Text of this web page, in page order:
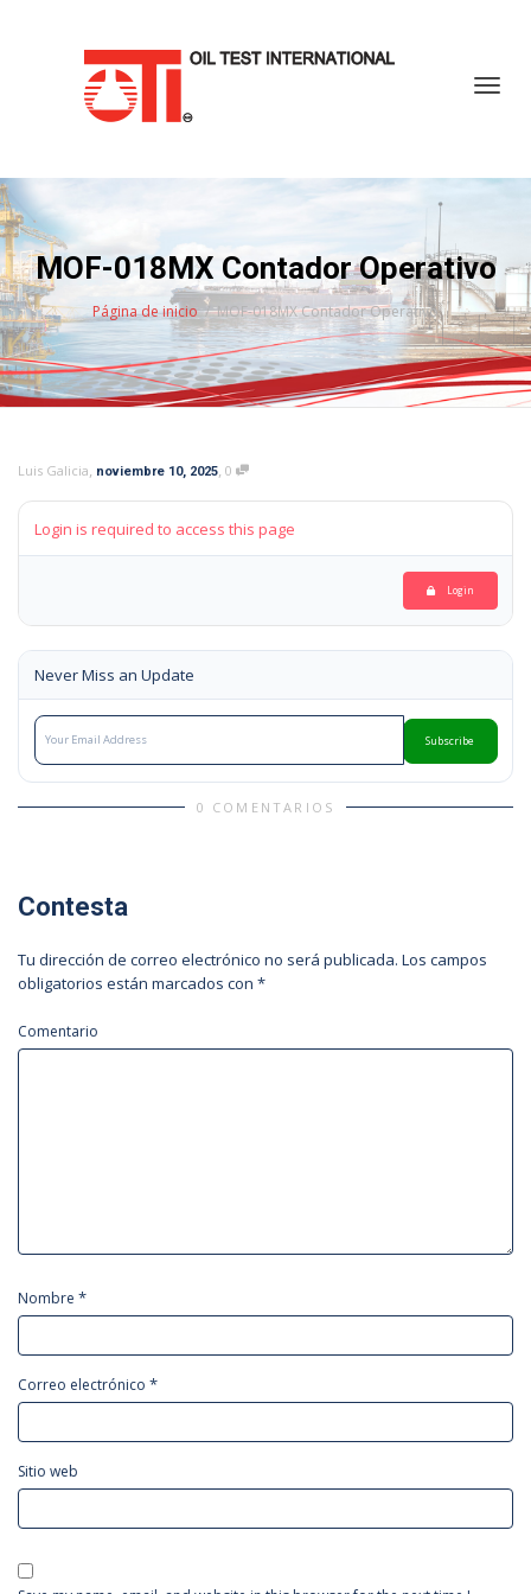
MOF-018MX Contador Operativo
Página de inicio MOF-018MX Contador Operativo
Luis Galicia, noviembre 10, 2025, 0
Login is required to access this page
Login
Never Miss an Update
Subscribe
0 COMENTARIOS
Contesta
Tu dirección de correo electrónico no será publicada. Los campos
obligatorios están marcados con *
Comentario
Nombre *
Correo electrónico *
Sitio web